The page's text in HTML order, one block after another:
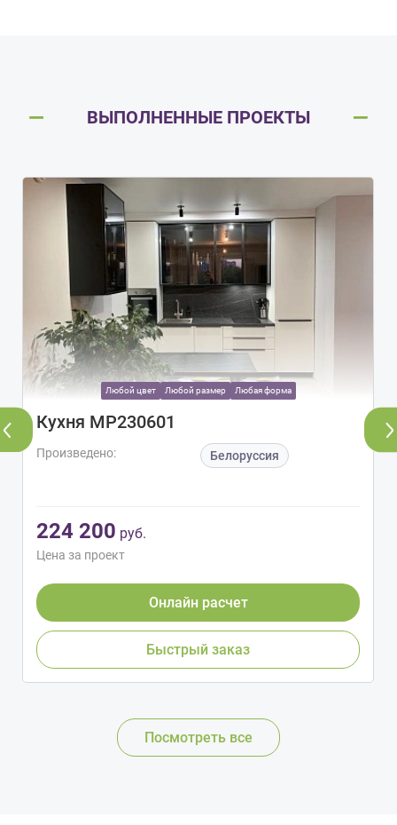
ВЫПОЛНЕННЫЕ ПРОЕКТЫ
Любой цвет Любой размер Любая форма
Кухня МР230601
Произведено: Белоруссия
224 200 руб.
Цена за проект
Онлайн расчет
Быстрый заказ
Посмотреть все